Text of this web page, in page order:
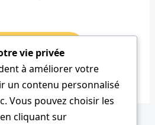
vie privée
à améliorer votre
un contenu personnalisé
Vous pouvez choisir les
cliquant sur